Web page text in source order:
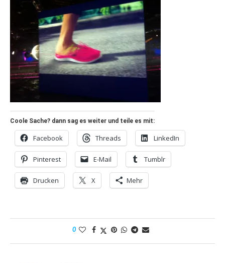
Coole Sache? dann sag es weiter und teile es mit:
Facebook Threads LinkedIn
Pinterest E-Mail Tumblr
Drucken X Mehr
0